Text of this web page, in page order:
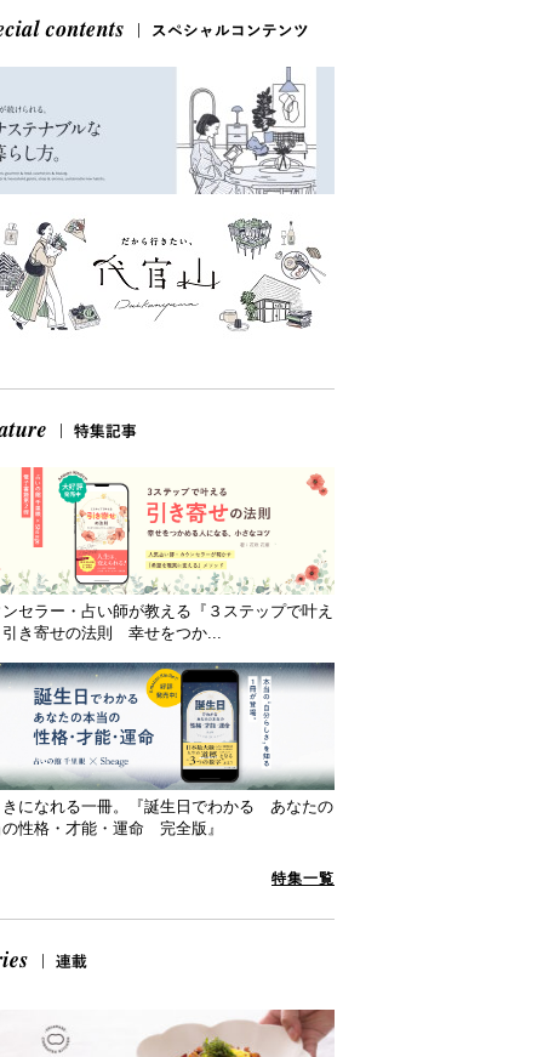
セラー・占い師が教える『３ステップで叶え
き寄せの法則 幸せをつか...
きになれる一冊。『誕生日でわかる あなたの
性格・才能・運命 完全版』
特集一覧